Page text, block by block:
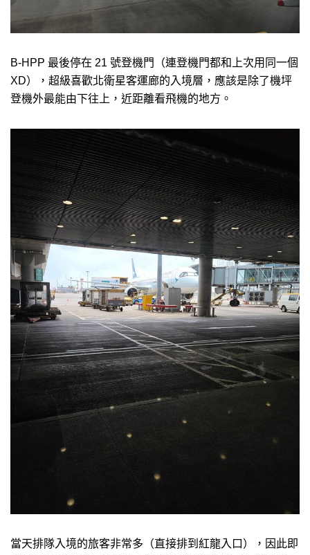
B-HPP 最後停在 21 號登機門（連登機門都和上次用同一個
XD），超級喜歡北衛星客運廊的入境層，應該是除了機坪
登機外最能由下往上，近距離看飛機的地方。
當天排隊入境的旅客非常多（直接排到紅龍入口），因此即